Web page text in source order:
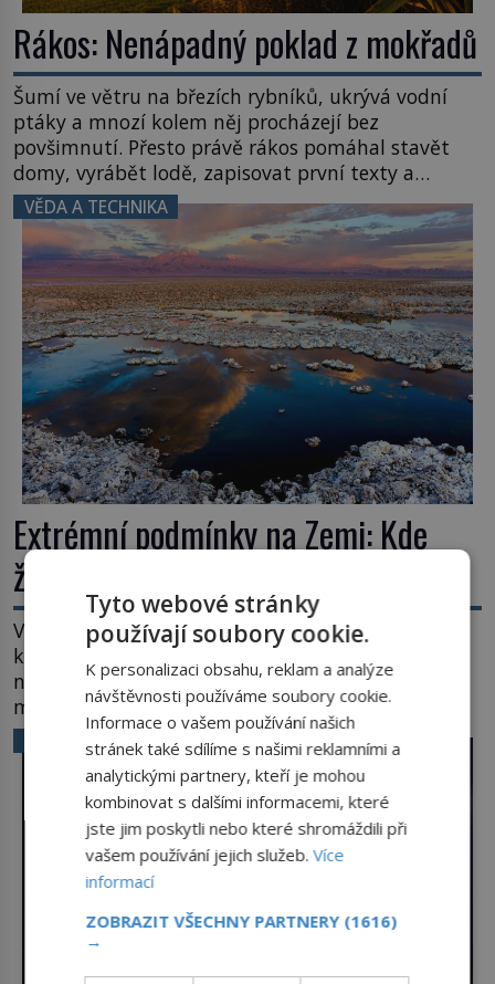
Rákos: Nenápadný poklad z mokřadů
Šumí ve větru na březích rybníků, ukrývá vodní
ptáky a mnozí kolem něj procházejí bez
povšimnutí. Přesto právě rákos pomáhal stavět
domy, vyrábět lodě, zapisovat první texty a
inspiroval řadu pověstí. Tato skromná, ale
užitečná rostlina provází člověka už tisíce let.
Většina lidí vnímá rákos jen jako obyčejnou kulisu
letního koupání. Stačí se však podívat […]
VĚDA A TECHNIKA
Extrémní podmínky na Zemi: Kde
život přežívá navzdory všemu
Vroucí voda, mráz hluboko pod bodem mrazu,
kyseliny, smrtící tlak i pouště, kde celé roky
nespadne jediná kapka deště. Na první pohled
místa, kde nemůže existovat vůbec nic. Přesto
právě tady vědci objevují organismy, které
posouvají hranice života. Každý nový nález mění
naše představy o tom, co všechno dokáže příroda a
napovídá, kde bychom jednou […]
VĚDA A TECHNIKA
Tyto webové stránky
používají soubory cookie.
K personalizaci obsahu, reklam a analýze
návštěvnosti používáme soubory cookie.
Informace o vašem používání našich
stránek také sdílíme s našimi reklamními a
analytickými partnery, kteří je mohou
kombinovat s dalšími informacemi, které
jste jim poskytli nebo které shromáždili při
vašem používání jejich služeb.Více
informací
ZOBRAZIT VŠECHNY PARTNERY (1616)
→